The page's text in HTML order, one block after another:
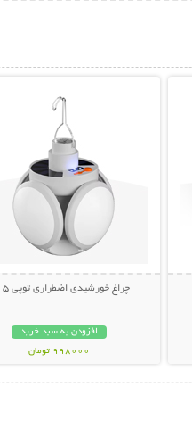
چراغ خورشیدی اضطراری توپی 5 پره
افزودن به سبد خرید
998000 تومان